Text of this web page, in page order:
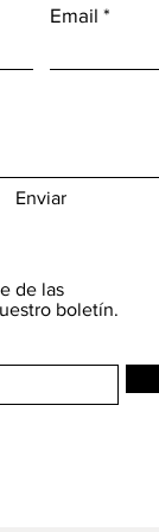
Email
Enviar
de las
boletín.